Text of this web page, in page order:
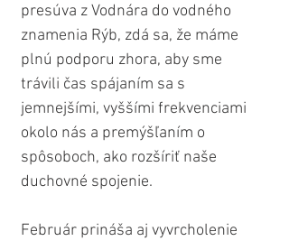
presúva z Vodnára do vodného
znamenia Rýb, zdá sa, že máme
plnú podporu zhora, aby sme
trávili čas spájaním sa s
jemnejšími, vyššími frekvenciami
okolo nás a premýšľaním o
spôsoboch, ako rozšíriť naše
duchovné spojenie.
Február prináša aj vyvrcholenie